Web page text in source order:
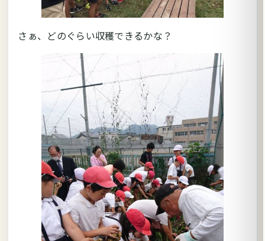
さぁ、どのぐらい収穫できるかな？